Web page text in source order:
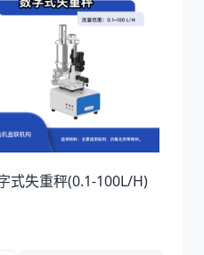
式失重秤(0.1-100L/H)